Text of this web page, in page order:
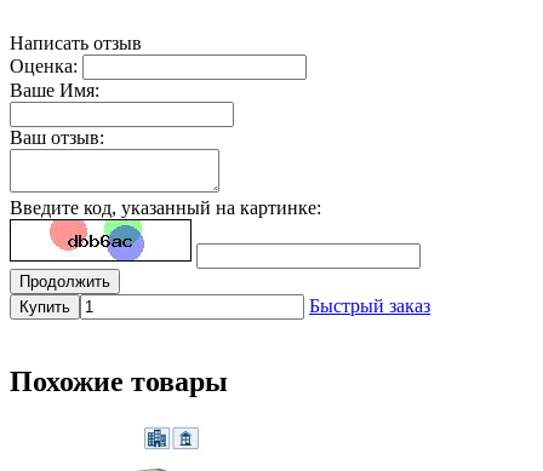
Написать отзыв
Оценка:
Ваше Имя:
Ваш отзыв:
Введите код, указанный на картинке:
Продолжить
Купить
Быстрый заказ
Похожие товары